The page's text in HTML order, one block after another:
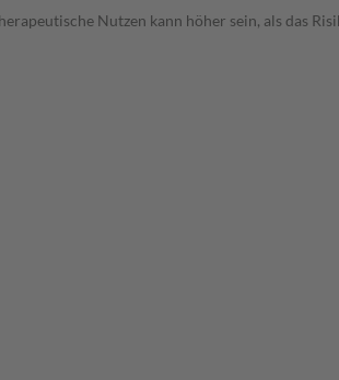
Nutzen kann höher sein, als das